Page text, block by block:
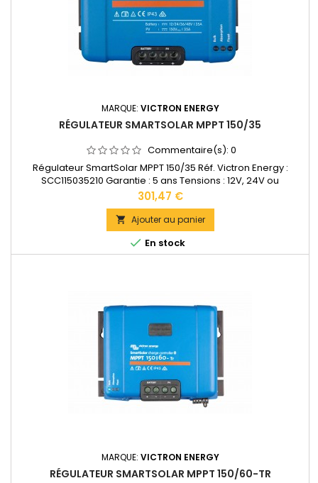
MARQUE: VICTRON ENERGY
RÉGULATEUR SMARTSOLAR MPPT 150/35
Commentaire(s): 0
Régulateur SmartSolar MPPT 150/35 Réf. Victron Energy :
SCC115035210 Garantie : 5 ans Tensions : 12V, 24V ou
48VAccepte en 12V jusqu'à 500W de panneaux solaires.
Accepte en 24V jusqu'à 1000W de panneaux solaires.
Accepte en 48V jusqu'à 2000W de panneaux solaires.Bornes
de puissance: 16 mm2 Dimensions : 130 x 186 x 70 mm Poids :
1,3kg...
Prix
301,47 €
 Ajouter au panier
 En stock
MARQUE: VICTRON ENERGY
RÉGULATEUR SMARTSOLAR MPPT 150/60-TR